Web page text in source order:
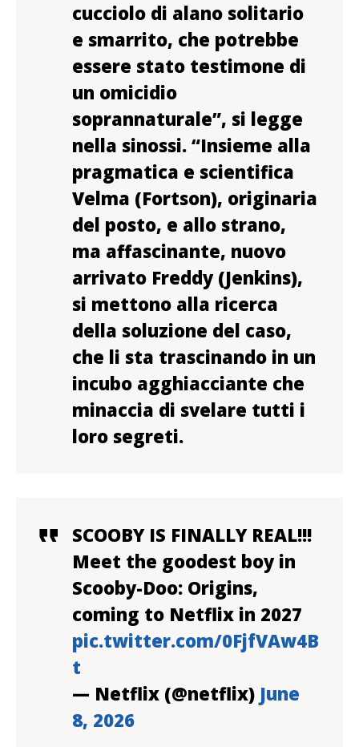
cucciolo di alano solitario
e smarrito, che potrebbe
essere stato testimone di
un omicidio
soprannaturale”, si legge
nella sinossi. “Insieme alla
pragmatica e scientifica
Velma (Fortson), originaria
del posto, e allo strano,
ma affascinante, nuovo
arrivato Freddy (Jenkins),
si mettono alla ricerca
della soluzione del caso,
che li sta trascinando in un
incubo agghiacciante che
minaccia di svelare tutti i
loro segreti.
SCOOBY IS FINALLY REAL!!!
Meet the goodest boy in
Scooby-Doo: Origins,
coming to Netflix in 2027
pic.twitter.com/0FjfVAw4B
t
— Netflix (@netflix) June
8, 2026